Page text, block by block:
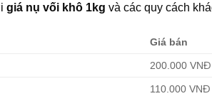
giá nụ vối khô 1kg và các quy cách
Giá bán
200.000 VNĐ
110.000 VNĐ